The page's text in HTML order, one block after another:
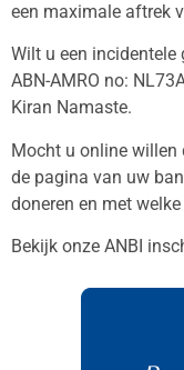
een maximale aftrek
Wilt u een
ABN-AMRO no:
Kiran Namaste.
Mocht u online willen
de pagina van uw
doneren en met
Bekijk onze ANBI